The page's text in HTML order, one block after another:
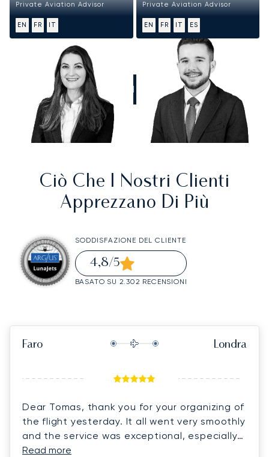
Private Aviation Advisor
EN FR IT
Private Aviation Advisor
EN FR IT ES
CHIAMATECI
Ciò Che I Nostri Clienti
Apprezzano Di Più
SODDISFAZIONE DEL CLIENTE
4,8/5
BASATO SU 2.302 RECENSIONI
Faro Londra
Dear Tomas, thank you for your organizing of
the flight yesterday. It all went very smoothly
and the service was exceptional, especially
in Faro airport.
Read more